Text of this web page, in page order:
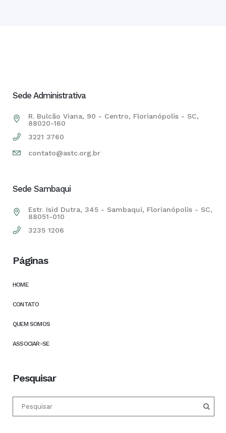
Sede Administrativa
R. Bulcão Viana, 90 - Centro, Florianópolis - SC,
88020-160
3221 3760
contato@astc.org.br
Sede Sambaqui
Estr. Isid Dutra, 345 - Sambaqui, Florianópolis - SC,
88051-010
3235 1206
Páginas
HOME
CONTATO
QUEM SOMOS
ASSOCIAR-SE
Pesquisar